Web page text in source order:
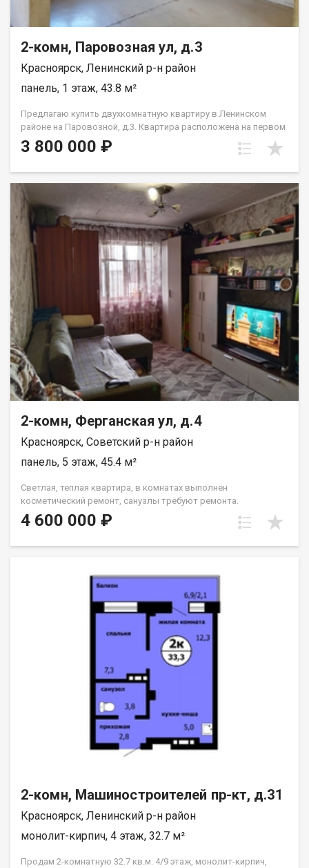
2-комн, Паровозная ул, д.3
Красноярск, Ленинский р-н район
панель, 1 этаж, 43.8 м²
Предлагаю купить двухкомнатную квартиру в Ленинском
районе на Паровозной, д.3. Квартира расположена на первом
этаже пятиэтажного панельного дома. Дом находится в тихом,
спокойном и очень зеленом районе, окна выходят во двор,
вместительная кладовка. Развитая инфраструктура, в
шаговой доступности школы, детские сада, Аэрокосмический
колледж, автобусные остановки и все необходимое для
комфортного проживания. Выход на сделку возможен после
первого сентября. Вся сумма в договоре, один взрослый
3 800 000 ₽
2-комн, Ферганская ул, д.4
Красноярск, Советский р-н район
панель, 5 этаж, 45.4 м²
Светлая, теплая квартира, в комнатах выполнен
косметический ремонт, санузлы требуют ремонта.
Установлены окна ПВХ, балкон остеклен ( дерево). Проход на
этаж закрывается. Дом газифицирован! Район с развитой
комплекс Роща, парк "Гвардейский", набережная "Зеленый
берег". Без проблем можно уехать в любую точку города.
Документы полностью готовы к продаже, долгов и
обременений на квартире нет! Торг возможен! Чистая
4 600 000 ₽
2-комн, Машиностроителей пр-кт, д.31
Красноярск, Ленинский р-н район
монолит-кирпич, 4 этаж, 32.7 м²
Продам 2-комнатную 32.7 кв.м. 4/9 этаж, монолит-кирпич,